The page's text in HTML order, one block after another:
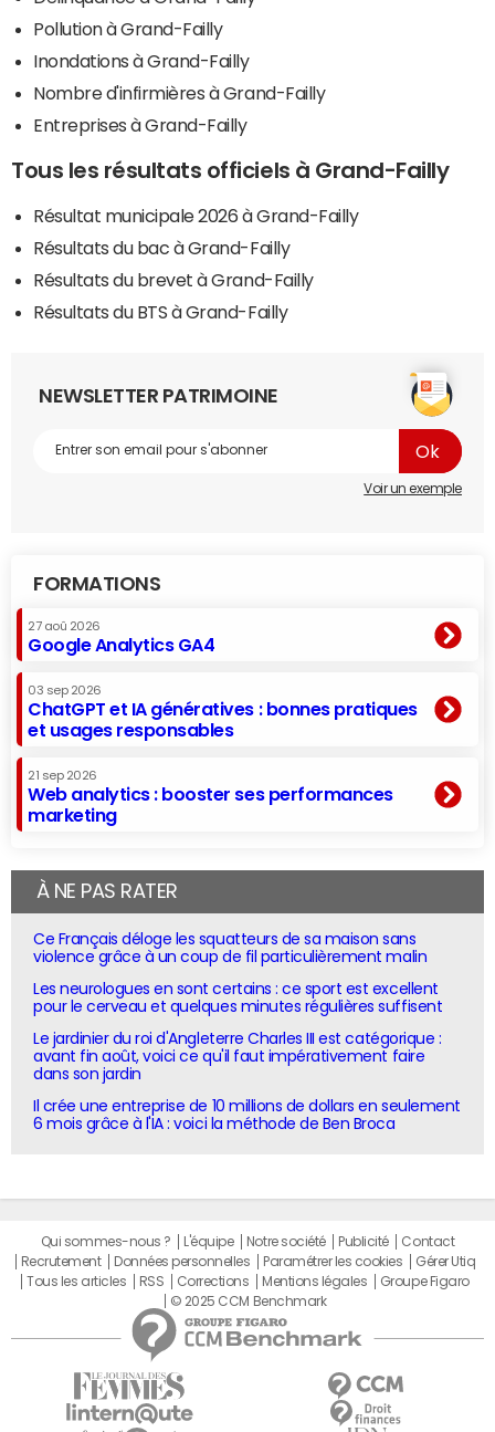
Pollution à Grand-Failly
Inondations à Grand-Failly
Nombre d'infirmières à Grand-Failly
Entreprises à Grand-Failly
Tous les résultats officiels à Grand-Failly
Résultat municipale 2026 à Grand-Failly
Résultats du bac à Grand-Failly
Résultats du brevet à Grand-Failly
Résultats du BTS à Grand-Failly
NEWSLETTER PATRIMOINE
Voir un exemple
FORMATIONS
27 aoû 2026
Google Analytics GA4
03 sep 2026
ChatGPT et IA génératives : bonnes pratiques
et usages responsables
21 sep 2026
Web analytics : booster ses performances
marketing
À NE PAS RATER
Ce Français déloge les squatteurs de sa maison sans
violence grâce à un coup de fil particulièrement malin
Les neurologues en sont certains : ce sport est excellent
pour le cerveau et quelques minutes régulières suffisent
Le jardinier du roi d'Angleterre Charles III est catégorique :
avant fin août, voici ce qu'il faut impérativement faire
dans son jardin
Il crée une entreprise de 10 millions de dollars en seulement
6 mois grâce à l'IA : voici la méthode de Ben Broca
Qui sommes-nous ? L'équipe Notre société Publicité
Contact
Recrutement
Données personnelles Paramétrer les cookies
Gérer Utiq
Tous les articles
RSS Corrections Mentions légales
Groupe Figaro
© 2025 CCM Benchmark